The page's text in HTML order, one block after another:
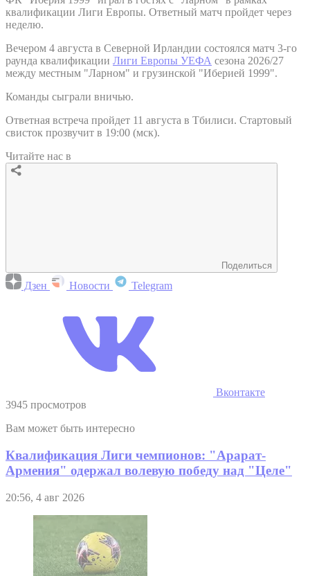
квалификации Лиги Европы. Ответный матч пройдет через
неделю.
Вечером 4 августа в Северной Ирландии состоялся матч 3-го
раунда квалификации Лиги Европы УЕФА сезона 2026/27
между местным "Ларном" и грузинской "Иберией 1999".
Команды сыграли вничью.
Ответная встреча пройдет 11 августа в Тбилиси. Стартовый
свисток прозвучит в 19:00 (мск).
Читайте нас в
Поделиться
Дзен Новости Telegram
Вконтакте
3945 просмотров
Вам может быть интересно
Квалификация Лиги чемпионов: "Арарат-
Армения" одержал волевую победу над "Целе"
20:56, 4 авг 2026